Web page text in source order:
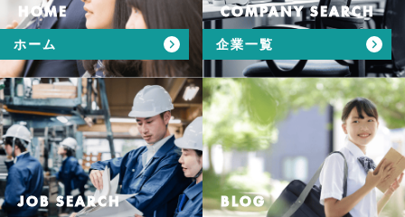
HOME
ホーム
COMPANY SEARCH
企業一覧
JOB SEARCH BLOG